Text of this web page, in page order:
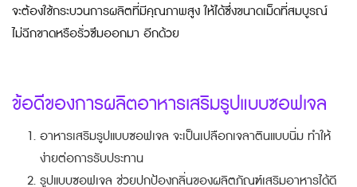
จะต้องใช้กระบวนการผลิตที่มีคุณภาพสูง ให้ได้ซึ่งขนาดเม็ดที่สมบูรณ์
ไม่ฉีกขาดหรือรั่วซึมออกมา อีกด้วย
ข้อดีของการผลิตอาหารเสริมรูปแบบซอฟเจล
อาหารเสริมรูปแบบซอฟเจล จะเป็นเปลือกเจลาตินแบบนิ่ม ทำให้
ง่ายต่อการรับประทาน
รูปแบบซอฟเจล ช่วยปกป้องกลิ่นของผลิตภัณฑ์เสริมอาหารได้ดี